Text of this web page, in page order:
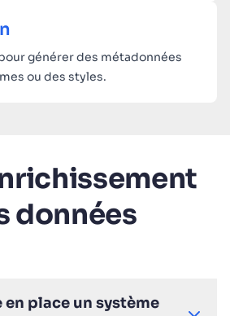
générer des métadonnées
ou des styles.
données
place un système